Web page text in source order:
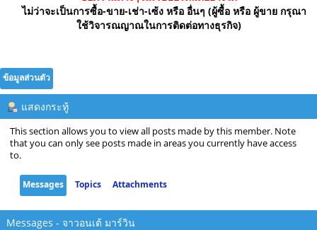
ไม่ว่าจะเป็นการซื้อ-ขาย-เช่า-เซ้ง หรือ อื่นๆ (ผู้ซื้อ หรือ ผู้ขาย กรุณา
ใช้วิจารณญาณในการติดต่อทางธุรกิจ)
ข้อมูลส่วนตัว
แสดงกระทู้
This section allows you to view all posts made by this member. Note
that you can only see posts made in areas you currently have access
to.
Messages Topics Attachments
Messages - จาวอนเต้ มาร์วิน